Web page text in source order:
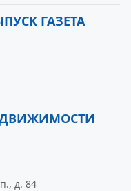
ГАЗЕТА
д. 84